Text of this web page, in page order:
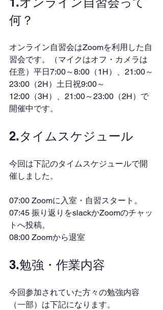
何？
オンライン自習会はZoomを利用した自
習会です。（マイクはオフ・カメラは
任意）平日7:00～8:00（1H）、21:00～
23:00（2H）土日祝9:00～
12:00（3H）、21:00～23:00（2H）で
開催中です。
2.タイムスケジュール
今回は下記のタイムスケジュールで開
催しました。
07:00 Zoomに入室・自習スタート。
07:45 振り返りをslackかZoomのチャッ
トへ投稿。
08:00 Zoomから退室
3.勉強・作業内容
今回参加されていた方々の勉強内容
（一部）は下記になります。